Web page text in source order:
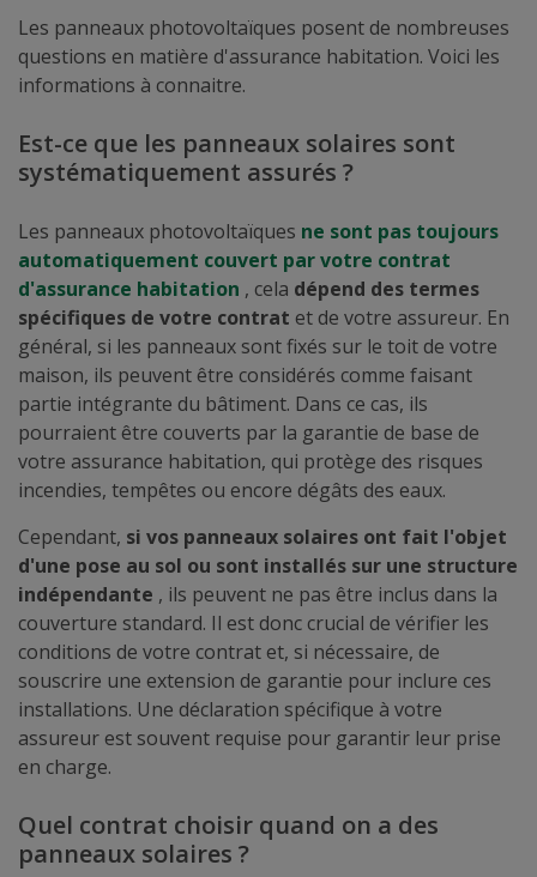
Les panneaux photovoltaïques posent de nombreuses
questions en matière d'assurance habitation. Voici les
informations à connaitre.
Est-ce que les panneaux solaires sont
systématiquement assurés ?
Les panneaux photovoltaïques ne sont pas toujours
automatiquement couvert par votre contrat
d'assurance habitation , cela dépend des termes
spécifiques de votre contrat et de votre assureur. En
général, si les panneaux sont fixés sur le toit de votre
maison, ils peuvent être considérés comme faisant
partie intégrante du bâtiment. Dans ce cas, ils
pourraient être couverts par la garantie de base de
votre assurance habitation, qui protège des risques
incendies, tempêtes ou encore dégâts des eaux.
Cependant, si vos panneaux solaires ont fait l'objet
d'une pose au sol ou sont installés sur une structure
indépendante , ils peuvent ne pas être inclus dans la
couverture standard. Il est donc crucial de vérifier les
conditions de votre contrat et, si nécessaire, de
souscrire une extension de garantie pour inclure ces
installations. Une déclaration spécifique à votre
assureur est souvent requise pour garantir leur prise
en charge.
Quel contrat choisir quand on a des
panneaux solaires ?